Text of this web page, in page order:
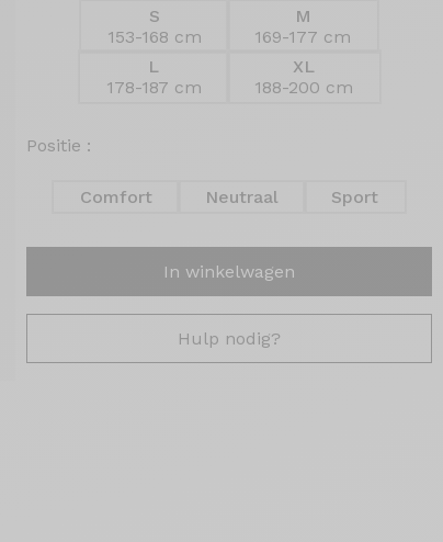
S
153-168 cm
M
169-177 cm
L
178-187 cm
XL
188-200 cm
Positie :
Comfort Neutraal Sport
In winkelwagen
Hulp nodig?